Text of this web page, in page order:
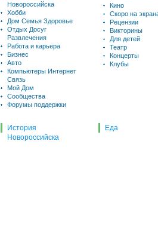
Новороссийска
Хобби
Дом Семья Здоровье
Отдых Досуг
Развлечения
Работа и карьера
Бизнес
Авто
Компьютеры Интернет
Связь
Мой Дом
Сообщества
Форумы поддержки
Кино
Скоро на
Рецензии
Викторины
Для детей
Театр
Концерты
Клубы
История
Новороссийска
Еда